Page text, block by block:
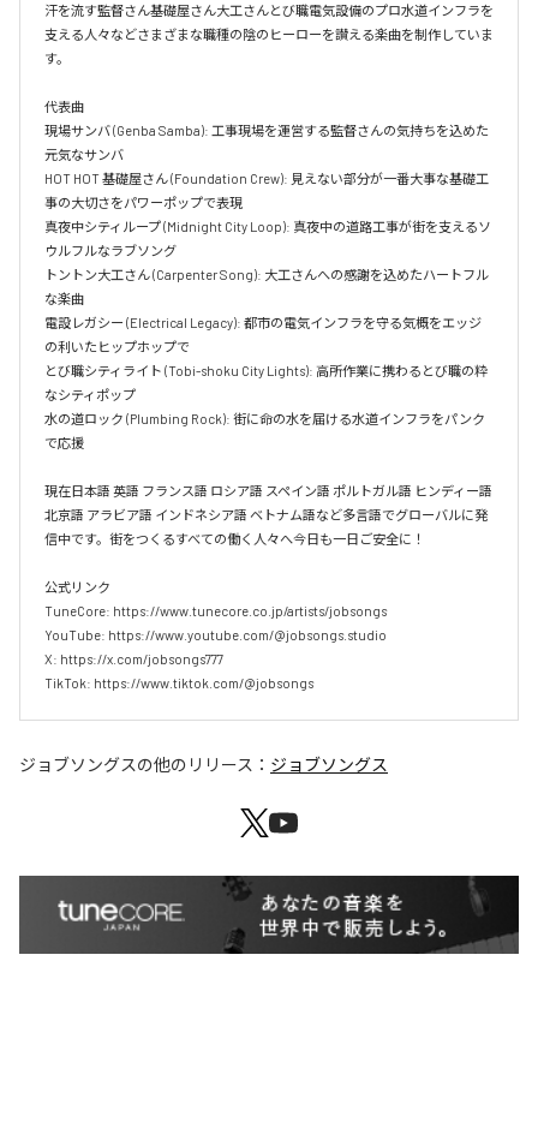
汗を流す監督さん基礎屋さん大工さんとび職電気設備のプロ水道インフラを
支える人々などさまざまな職種の陰のヒーローを讃える楽曲を制作していま
す。
代表曲
現場サンバ (Genba Samba): 工事現場を運営する監督さんの気持ちを込めた
元気なサンバ
HOT HOT 基礎屋さん (Foundation Crew): 見えない部分が一番大事な基礎工
事の大切さをパワーポップで表現
真夜中シティループ (Midnight City Loop): 真夜中の道路工事が街を支えるソ
ウルフルなラブソング
トントン大工さん (Carpenter Song): 大工さんへの感謝を込めたハートフル
な楽曲
電設レガシー (Electrical Legacy): 都市の電気インフラを守る気概をエッジ
の利いたヒップホップで
とび職シティライト (Tobi-shoku City Lights): 高所作業に携わるとび職の粋
なシティポップ
水の道ロック (Plumbing Rock): 街に命の水を届ける水道インフラをパンク
で応援
現在日本語 英語 フランス語 ロシア語 スペイン語 ポルトガル語 ヒンディー語
北京語 アラビア語 インドネシア語 ベトナム語など多言語でグローバルに発
信中です。街をつくるすべての働く人々へ今日も一日ご安全に！
公式リンク
TuneCore: https://www.tunecore.co.jp/artists/jobsongs
YouTube: https://www.youtube.com/@jobsongs.studio
X: https://x.com/jobsongs777
TikTok: https://www.tiktok.com/@jobsongs
ジョブソングスの他のリリース： ジョブソングス